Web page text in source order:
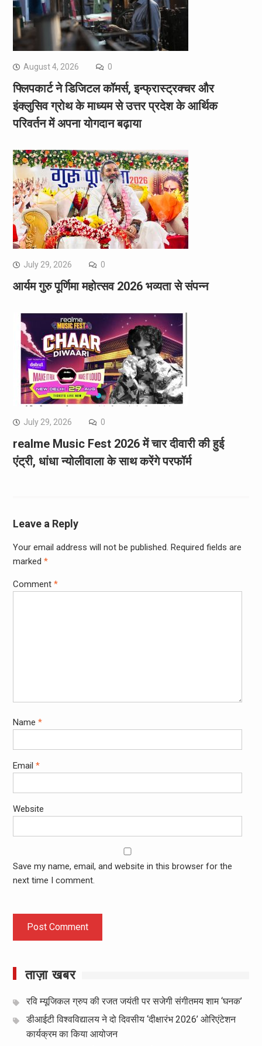
August 4, 2026 0
फ्लिपकार्ट ने डिजिटल कॉमर्स, इन्फ्रास्ट्रक्चर और
इंक्लुसिव ग्रोथ के माध्यम से उत्तर प्रदेश के आर्थिक
परिवर्तन में अपना योगदान बढ़ाया
July 29, 2026 0
आर्यम गुरु पूर्णिमा महोत्सव 2026 भव्यता से संपन्न
July 29, 2026 0
realme Music Fest 2026 में चार दीवारी की हुई
एंट्री, धांधा न्योलीवाला के साथ करेंगे परफॉर्म
Leave a Reply
Your email address will not be published. Required fields are
marked *
Comment *
Name *
Email *
Website
Save my name, email, and website in this browser for the
next time I comment.
ताज़ा खबर
रवि म्यूजिकल ग्रुप की रजत जयंती पर सजेगी संगीतमय शाम ‘घनक’
डीआईटी विश्वविद्यालय ने दो दिवसीय ‘दीक्षारंभ 2026’ ओरिएंटेशन
कार्यक्रम का किया आयोजन